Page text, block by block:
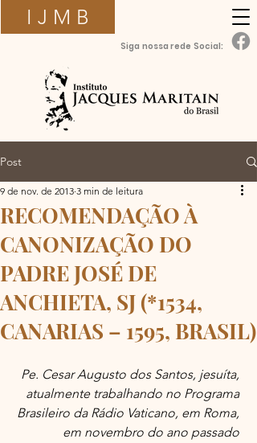
I J M B
Siga nossa rede Social:
Post
RECOMENDAÇÃO À
CANONIZAÇÃO DO
PADRE JOSÉ DE
ANCHIETA, SJ (*1534,
CANARIAS – 1595, BRASIL)
9 de nov. de 2013 3 min de leitura
Pe. Cesar Augusto dos Santos, jesuíta,
atualmente trabalhando no Programa
Brasileiro da Rádio Vaticano, em Roma,
em novembro do ano passado